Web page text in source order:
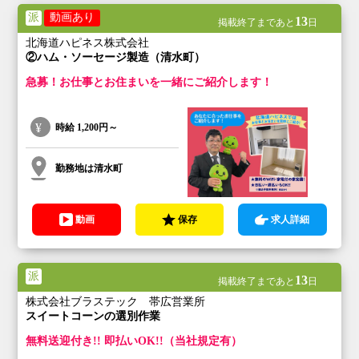
派 動画あり 掲載終了まであと 13日
北海道ハピネス株式会社
②ハム・ソーセージ製造（清水町）
急募！お仕事とお住まいを一緒にご紹介します！
時給 1,200円～
勤務地は清水町
動画 保存 求人詳細
派 掲載終了まであと 13日
株式会社ブラステック 帯広営業所
スイートコーンの選別作業
無料送迎付き!! 即払いOK!!（当社規定有）